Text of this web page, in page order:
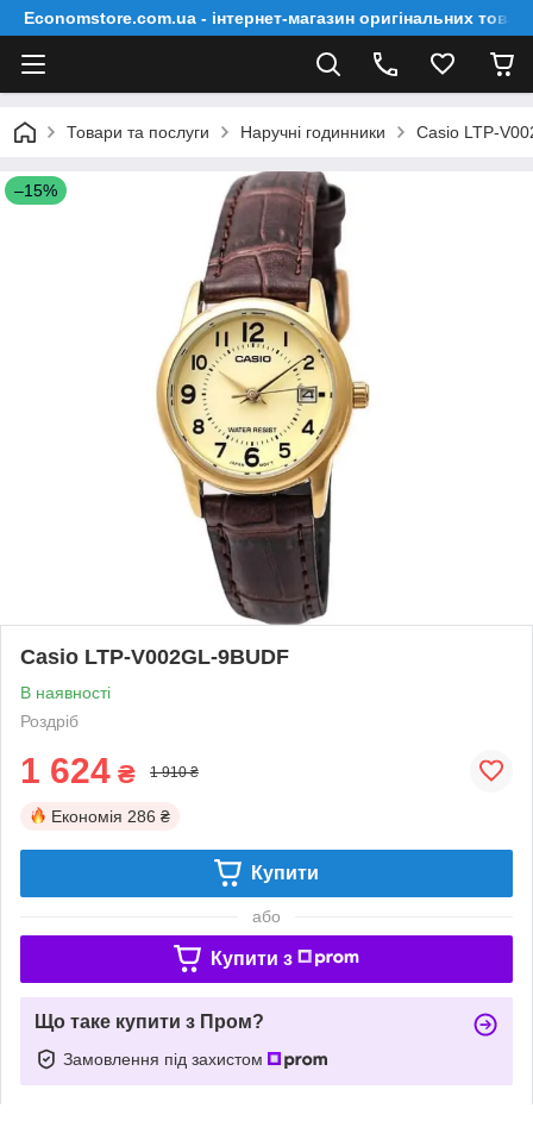
Economstore.com.ua - інтернет-магазин оригінальних
Товари та послуги Наручні годинники Casio LTP-
–15%
Casio LTP-V002GL-9BUDF
В наявності
Роздріб
1 624 ₴ 1 910 ₴
Економія 286 ₴
Купити
або
Купити з
Що таке купити з Пром?
Замовлення під захистом